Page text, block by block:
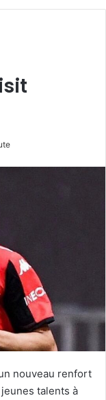
nouveau renfort
talents à